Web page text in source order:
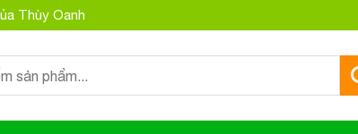
Thùy Oanh